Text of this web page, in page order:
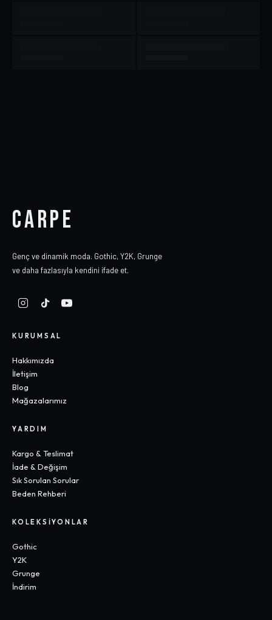
CARPE
Genç ve dinamik moda. Gothic, Y2K, Grunge
ve daha fazlasıyla kendini ifade et.
KURUMSAL
Hakkımızda
İletişim
Blog
Mağazalarımız
YARDIM
Kargo & Teslimat
İade & Değişim
Sık Sorulan Sorular
Beden Rehberi
KOLEKSIYONLAR
Gothic
Y2K
Grunge
İndirim